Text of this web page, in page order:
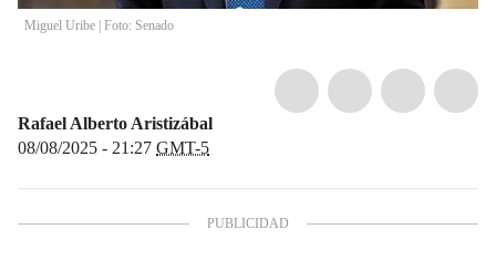
Miguel Uribe | Foto: Senado
Rafael Alberto Aristizábal
08/08/2025 - 21:27 GMT-5